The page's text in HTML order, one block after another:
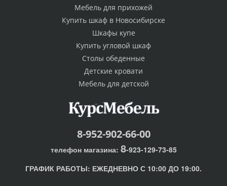
Мебель для прихожей
Купить шкаф в Новосибирске
Шкафы купе
Купить угловой шкаф
Столы обеденные
Детские кровати
Мебель для детской
8-952-902-66-00
телефон магазина: 8-923-129-73-85
ГРАФИК РАБОТЫ: ЕЖЕДНЕВНО С 10:00 ДО 19:00.